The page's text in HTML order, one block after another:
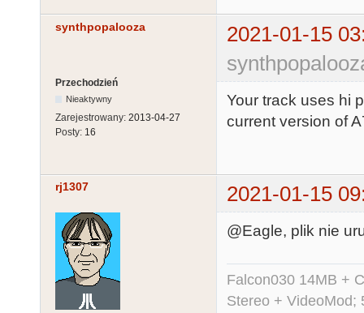
synthpopalooza
2021-01-15
Przechodzień
Nieaktywny
Zarejestrowany: 2013-04-27
Posty: 16
Your track uses hi
current version of
rj1307 2021-01-15
@Eagle, plik nie
Falcon030 14MB +
Stereo + VideoMod;